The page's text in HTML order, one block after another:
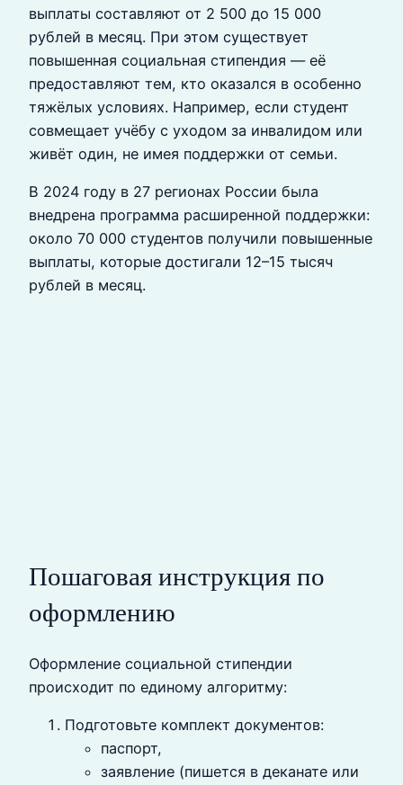
выплаты составляют от 2 500 до 15 000
рублей в месяц. При этом существует
повышенная социальная стипендия — её
предоставляют тем, кто оказался в особенно
тяжёлых условиях. Например, если студент
совмещает учёбу с уходом за инвалидом или
живёт один, не имея поддержки от семьи.
В 2024 году в 27 регионах России была
внедрена программа расширенной поддержки:
около 70 000 студентов получили повышенные
выплаты, которые достигали 12–15 тысяч
рублей в месяц.
Пошаговая инструкция по
оформлению
Оформление социальной стипендии
происходит по единому алгоритму:
Подготовьте комплект документов:
паспорт,
заявление (пишется в деканате или